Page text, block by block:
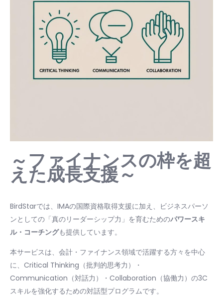
～ファイナンスの枠を超
えた成長支援～
BirdStarでは、IMAの国際資格取得支援に加え、ビジネスパーソ
ンとしての「真のリーダーシップ力」を育むためのパワースキ
ル・コーチングも提供しています。
本サービスは、会計・ファイナンス領域で活躍する方々を中心
に、Critical Thinking（批判的思考力）・
Communication（対話力）・Collaboration（協働力）の3C
スキルを強化するための対話型プログラムです。